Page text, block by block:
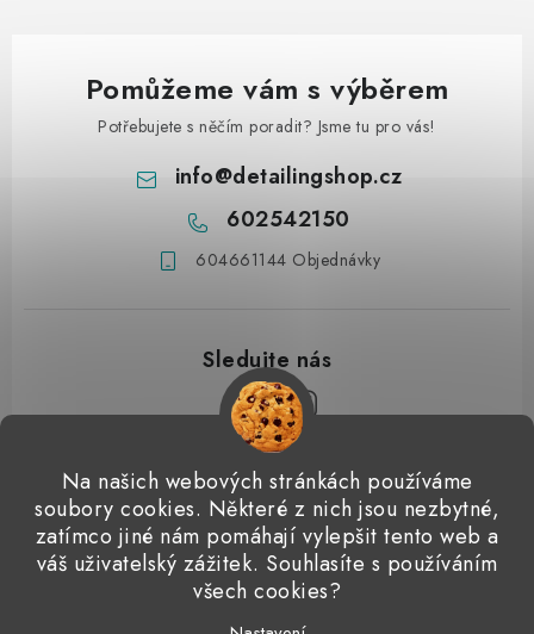
Na našich webových stránkách používáme
soubory cookies. Některé z nich jsou nezbytné,
zatímco jiné nám pomáhají vylepšit tento web a
váš uživatelský zážitek. Souhlasíte s používáním
všech cookies?
Pomůžeme vám s výběrem
Potřebujete s něčím poradit? Jsme tu pro vás!
info@detailingshop.cz
602542150
604661144 Objednávky
Přijímáme online platby
Detailingclub Dodo Juice Gyeon Quartz ValetPRO
Microfiber Madness